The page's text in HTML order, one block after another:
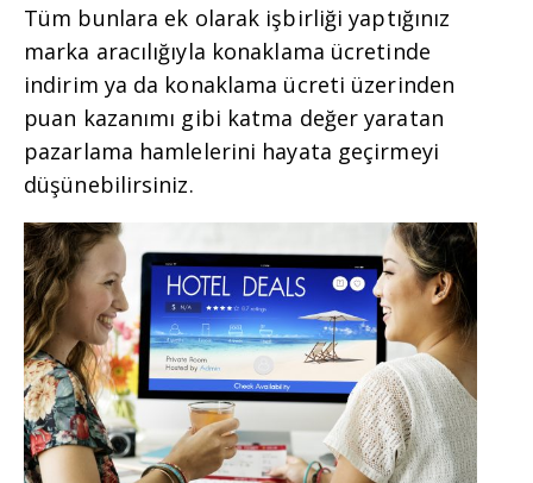
Tüm bunlara ek olarak işbirliği yaptığınız
marka aracılığıyla konaklama ücretinde
indirim ya da konaklama ücreti üzerinden
puan kazanımı gibi katma değer yaratan
pazarlama hamlelerini hayata geçirmeyi
düşünebilirsiniz.